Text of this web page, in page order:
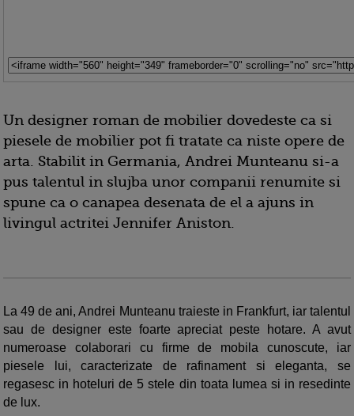
Un designer roman de mobilier dovedeste ca si
piesele de mobilier pot fi tratate ca niste opere de
arta. Stabilit in Germania, Andrei Munteanu si-a
pus talentul in slujba unor companii renumite si
spune ca o canapea desenata de el a ajuns in
livingul actritei Jennifer Aniston.
La 49 de ani, Andrei Munteanu traieste in Frankfurt, iar talentul
sau de designer este foarte apreciat peste hotare. A avut
numeroase colaborari cu firme de mobila cunoscute, iar
piesele lui, caracterizate de rafinament si eleganta, se
regasesc in hoteluri de 5 stele din toata lumea si in resedinte
de lux.